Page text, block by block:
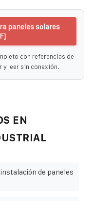
paneles solares
con referencias de
y leer sin conexión.
EN
de paneles